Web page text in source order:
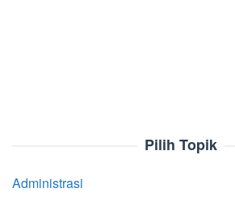
Pilih Topik
Administrasi